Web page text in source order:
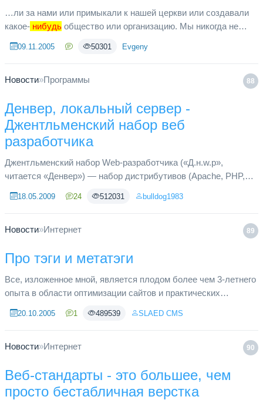
…ли за нами или примыкали к нашей церкви или создавали
какое- нибудь общество или организацию. Мы никогда не
Божьи и люди, и мы ...
09.11.2005 50301 Evgeny
88
Новости»Программы
Денвер, локальный сервер -
Джентльменский набор веб
разработчика
Джентльменский набор Web-разработчика («Д.н.w.р»,
читается «Денвер») — набор дистрибутивов (Apache, PHP,
Web-разработчиками...
18.05.2009 24 512031 bulldog1983
89
Новости»Интернет
Про тэги и метатэги
Все, изложенное мной, является плодом более чем 3-летнего
опыта в области оптимизации сайтов и практических
в большей степе...
20.10.2005 1 489539 SLAED CMS
90
Новости»Интернет
Веб-стандарты - это большее, чем
просто бестабличная верстка